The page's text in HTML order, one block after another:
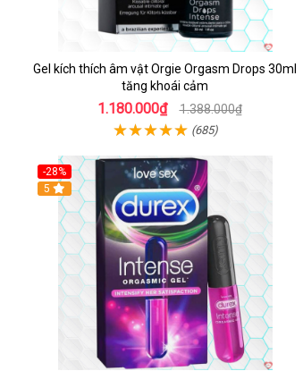
Gel kích thích âm vật Orgie Orgasm Drops 30ml
tăng khoái cảm
1.180.000₫ 1.388.000₫
(685)
-28%
5